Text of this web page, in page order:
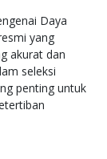
Daya
yang
akurat dan
seleksi
penting untuk